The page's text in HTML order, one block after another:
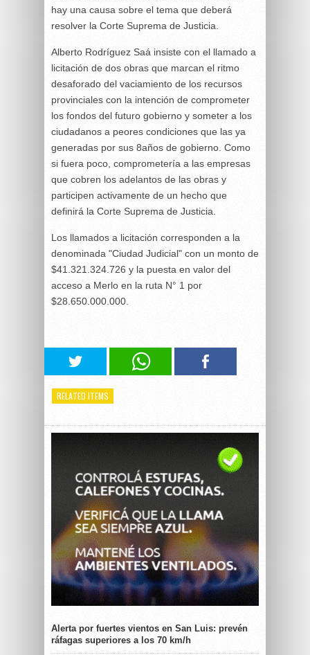
hay una causa sobre el tema que deberá
resolver la Corte Suprema de Justicia.
Alberto Rodríguez Saá insiste con el llamado a
licitación de dos obras que marcan el ritmo
desaforado del vaciamiento de los recursos
provinciales con la intención de comprometer
los fondos del futuro gobierno y someter a los
ciudadanos a peores condiciones que las ya
generadas por sus 8años de gobierno. Como
si fuera poco, comprometería a las empresas
que cobren los adelantos de las obras y
participen activamente de un hecho que
definirá la Corte Suprema de Justicia.
Los llamados a licitación corresponden a la
denominada "Ciudad Judicial" con un monto de
$41.321.324.726 y la puesta en valor del
acceso a Merlo en la ruta N° 1 por
$28.650.000.000.
RELATED ITEMS
Alerta por fuertes vientos en San Luis: prevén
ráfagas superiores a los 70 km/h